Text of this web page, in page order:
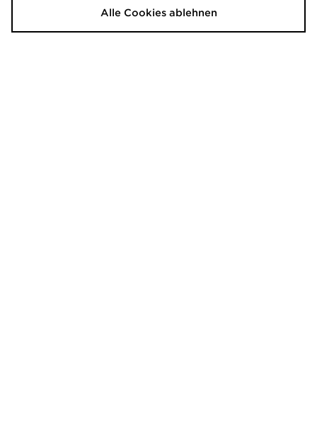
Zuletzt entschied sich Rapper Kendrick Lamar für ein Paar Shox für
seine legendäre „The Pop Out”-Show im Jahr 2024, die erste Show, die
Alle Cookies ablehnen